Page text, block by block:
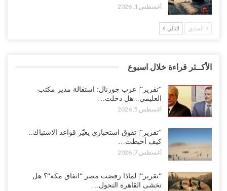
أغسطس 1, 2026
السابق التالي
الأكــثر قراءة خلال اسبوع
“تقرير“| عرب جورنال: استقالة مدير مكتب
العليمي.. هل دخلت…
أغسطس 5, 2026
“تقرير“| تفوق استخباري يغيّر قواعد الاشتباك..
كيف أحبطت…
أغسطس 7, 2026
“تقرير“| لماذا رفضت مصر “اتفاق مكة“؟ هل
تخشى القاهرة التحول…